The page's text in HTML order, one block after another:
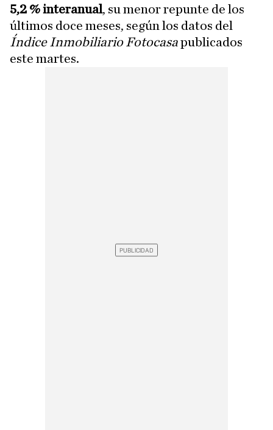
5,2 % interanual, su menor repunte de los
últimos doce meses, según los datos del
Índice Inmobiliario Fotocasapublicados
este martes.